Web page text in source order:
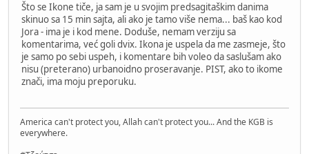
Što se Ikone tiče, ja sam je u svojim predsagitaškim danima
skinuo sa 15 min sajta, ali ako je tamo više nema... baš kao kod
Jora - ima je i kod mene. Doduše, nemam verziju sa
komentarima, već goli dvix. Ikona je uspela da me zasmeje, što
je samo po sebi uspeh, i komentare bih voleo da saslušam ako
nisu (preterano) urbanoidno proseravanje. PIST, ako to ikome
znači, ima moju preporuku.
America can't protect you, Allah can't protect you... And the KGB is
everywhere.